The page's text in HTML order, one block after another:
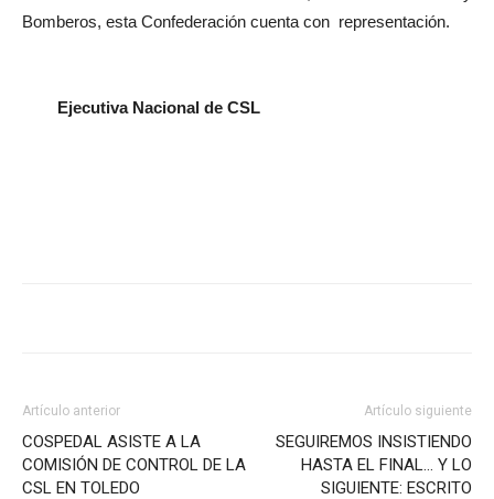
Bomberos, esta Confederación cuenta con representación.
Ejecutiva Nacional de CSL
Artículo anterior
COSPEDAL ASISTE A LA
COMISIÓN DE CONTROL DE LA
CSL EN TOLEDO
Artículo siguiente
SEGUIREMOS INSISTIENDO
HASTA EL FINAL… Y LO
SIGUIENTE: ESCRITO